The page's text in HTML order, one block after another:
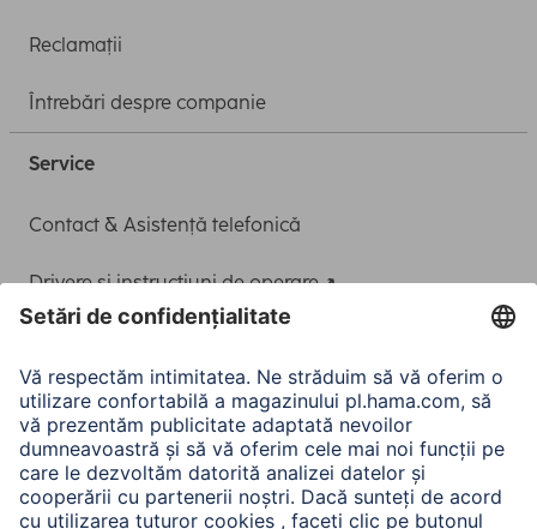
Reclamații
Întrebări despre companie
Service
Contact & Asistență telefonică
Drivere și instrucțiuni de operare
A.N.P.C.
A.N.P.C. SAL
Companie